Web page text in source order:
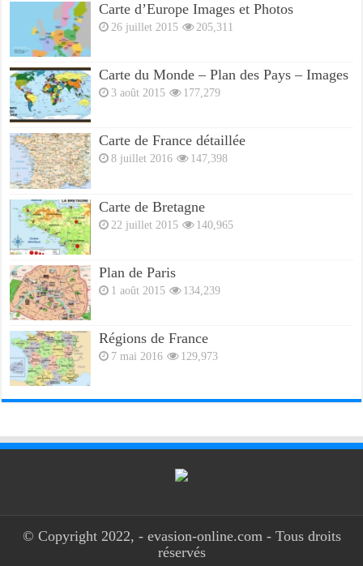
Carte d’Europe Images et Photos
26 juillet 2015 205,311
Carte du Monde – Plan des Pays – Images
3 août 2015 177,279
Carte de France détaillée
8 juillet 2016 147,398
Carte de Bretagne
22 juillet 2015 140,965
Plan de Paris
1 août 2015 134,239
Régions de France
7 mai 2016 129,973
© Copyright 2022, - evasion-online.com - Tous droits
réservés